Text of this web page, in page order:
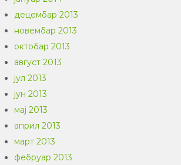
децембар 2013
новембар 2013
октобар 2013
август 2013
јул 2013
јун 2013
мај 2013
април 2013
март 2013
фебруар 2013